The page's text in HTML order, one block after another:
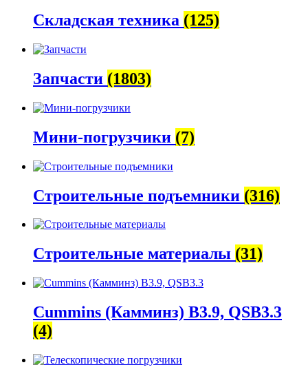
Складская техника (125)
Запчасти (1803)
Мини-погрузчики (7)
Строительные подъемники (316)
Строительные материалы (31)
Cummins (Камминз) B3.9, QSB3.3
(4)